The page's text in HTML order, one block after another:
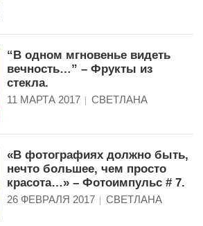
“В одном мгновенье видеть
вечность…” – Фрукты из
стекла.
11 МАРТА 2017 СВЕТЛАНА
«В фотографиях должно быть,
нечто большее, чем просто
красота…» – Фотоимпульс # 7.
26 ФЕВРАЛЯ 2017 СВЕТЛАНА